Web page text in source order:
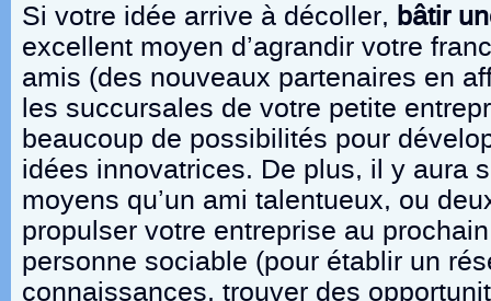
Si votre idée arrive à décoller, bâtir
excellent moyen d’agrandir votre
amis (des nouveaux partenaires en
les succursales de votre petite
beaucoup de possibilités pour
idées innovatrices. De plus, il y aura
moyens qu’un ami talentueux, ou
propulser votre entreprise au
personne sociable (pour établir un
connaissances, trouver des